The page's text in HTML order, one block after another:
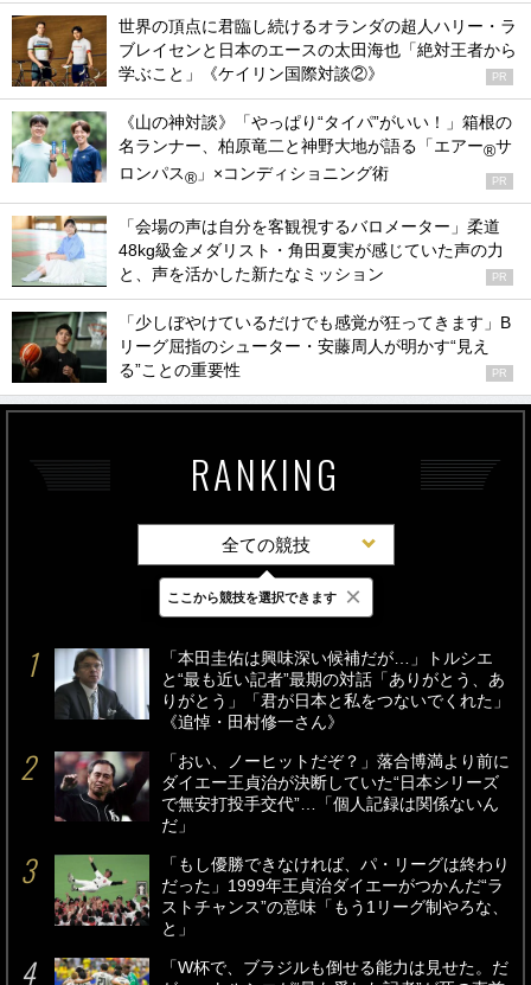
世界の頂点に君臨し続けるオランダの超人ハリー・ラ
ブレイセンと日本のエースの太田海也「絶対王者から
学ぶこと」《ケイリン国際対談②》
PR
《山の神対談》「やっぱり“タイパ”がいい！」箱根の
名ランナー、柏原竜二と神野大地が語る「エアー®サ
ロンパス® 」×コンディショニング術 PR
「会場の声は自分を客観視するバロメーター」柔道
48kg級金メダリスト・角田夏実が感じていた声の力
と、声を活かした新たなミッション
PR
「少しぼやけているだけでも感覚が狂ってきます」B
リーグ屈指のシューター・安藤周人が明かす“見え
る”ことの重要性
PR
RANKING
全ての競技
最新 24時間 週間
「本田圭佑は興味深い候補だが…」トルシエ
と“最も近い記者”最期の対話「ありがとう、あ
りがとう」「君が日本と私をつないでくれた」
《追悼・田村修一さん》
「おい、ノーヒットだぞ？」落合博満より前に
ダイエー王貞治が決断していた“日本シリーズ
で無安打投手交代”…「個人記録は関係ないん
だ」
「もし優勝できなければ、パ・リーグは終わり
だった」1999年王貞治ダイエーがつかんだ“ラ
ストチャンス”の意味「もう1リーグ制やろな、
と」
「W杯で、ブラジルも倒せる能力は見せた。だ
ここから競技を選択できます ×